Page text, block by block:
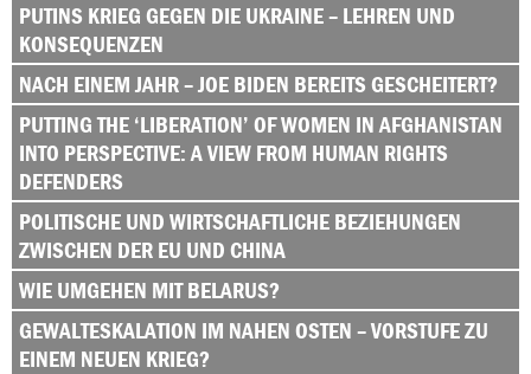
PUTINS KRIEG GEGEN DIE UKRAINE – LEHREN UND
KONSEQUENZEN
NACH EINEM JAHR – JOE BIDEN BEREITS GESCHEITERT?
PUTTING THE ‘LIBERATION’ OF WOMEN IN AFGHANISTAN
INTO PERSPECTIVE: A VIEW FROM HUMAN RIGHTS
DEFENDERS
POLITISCHE UND WIRTSCHAFTLICHE BEZIEHUNGEN
ZWISCHEN DER EU UND CHINA
WIE UMGEHEN MIT BELARUS?
GEWALTESKALATION IM NAHEN OSTEN – VORSTUFE ZU
EINEM NEUEN KRIEG?